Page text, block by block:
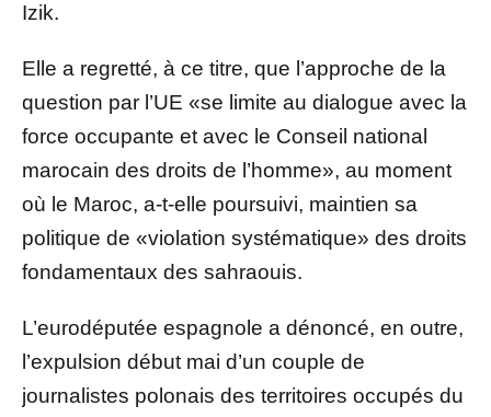
Izik.
Elle a regretté, à ce titre, que l’approche de la
question par l’UE «se limite au dialogue avec la
force occupante et avec le Conseil national
marocain des droits de l’homme», au moment
où le Maroc, a-t-elle poursuivi, maintien sa
politique de «violation systématique» des droits
fondamentaux des sahraouis.
L’eurodéputée espagnole a dénoncé, en outre,
l’expulsion début mai d’un couple de
journalistes polonais des territoires occupés du